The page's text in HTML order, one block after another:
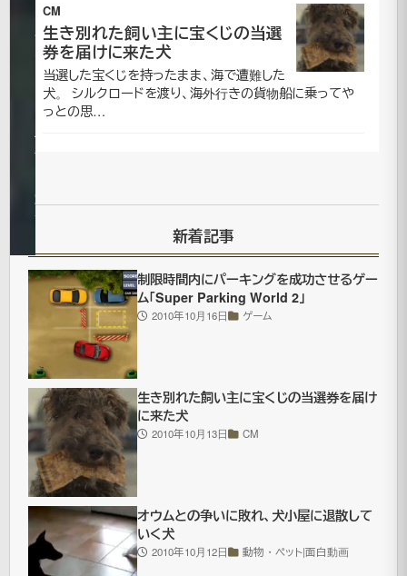
新
オ
ム
ニ
バ
ス
映
像|
面
動
画
通
見
て
も
面
白
い
ハ
プ
CM
生き別れた飼い主に宝くじの当選
券を届けに来た犬
当選した宝くじを持ったまま、海で遭難した
犬。 シルクロードを渡り、海外行きの貨物船に乗ってや
っとの思…
新着記事
制限時間内にパーキングを成功させるゲー
ム「Super Parking World 2」
2010年10月16日 ゲーム
生き別れた飼い主に宝くじの当選券を届け
に来た犬
2010年10月13日 CM
オウムとの争いに敗れ、犬小屋に退散して
いく犬
2010年10月12日 動物・ペット|面白動画